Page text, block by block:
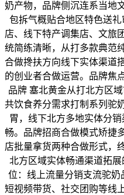
奶产物，品牌侧沉连系当地
包拆气概贴合地区特色送礼
店、线下特产调集店、文旅
统简练清晰，从打多款典范
合做搀扶方向线下实体渠道
的创业者合做运营。品牌焦
品牌 塞北黄金从打北方区
共饮食养分需求打制系列驼
胃，线下北方多地实体分
畅。品牌招商合做模式矫捷
店批量拿货两种合做形式，
北方区域实体畅通渠道拓
位：线上流量分销支流驼奶
短视频带货、社交团购等线